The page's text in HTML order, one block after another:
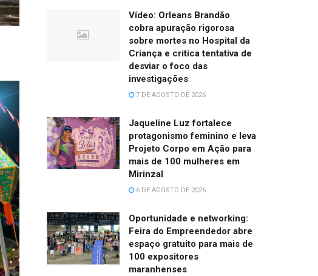
Vídeo: Orleans Brandão
cobra apuração rigorosa
sobre mortes no Hospital da
Criança e critica tentativa de
desviar o foco das
investigações
7 DE AGOSTO DE 2026
Jaqueline Luz fortalece
protagonismo feminino e leva
Projeto Corpo em Ação para
mais de 100 mulheres em
Mirinzal
6 DE AGOSTO DE 2026
Oportunidade e networking:
Feira do Empreendedor abre
espaço gratuito para mais de
100 expositores
maranhenses